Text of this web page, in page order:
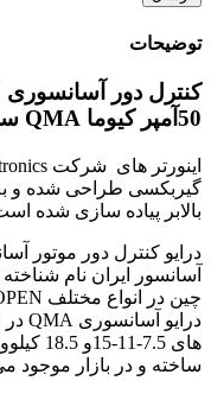
توضیحات
50آمپر کیوما QMA سری Q1000
گیربکسی طراحی شده و
بالابر پیاده سازی شده
ساخته و در بازار موجود